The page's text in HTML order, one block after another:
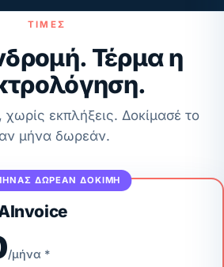
ΤΙΜΈΣ
Τέρμα η
εκπλήξεις. Δοκίμασέ το
μήνα δωρεάν.
ΔΩΡΕΆΝ ΔΟΚΙΜΉ
/μήνα *